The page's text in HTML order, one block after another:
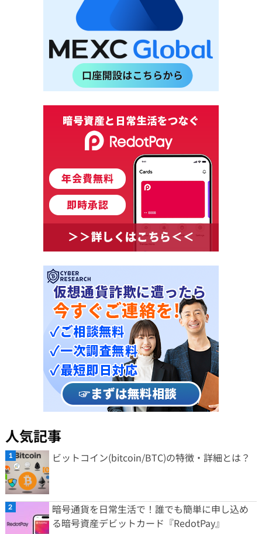
人気記事
ビットコイン(bitcoin/BTC)の特徴・詳細とは？
暗号通貨を日常生活で！誰でも簡単に申し込め
る暗号資産デビットカード『RedotPay』